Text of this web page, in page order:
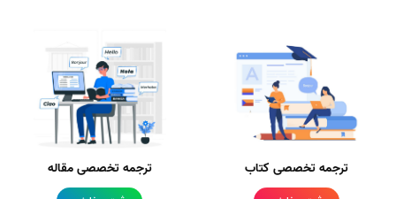
ترجمه تخصصی کتاب ترجمه تخصصی مقاله